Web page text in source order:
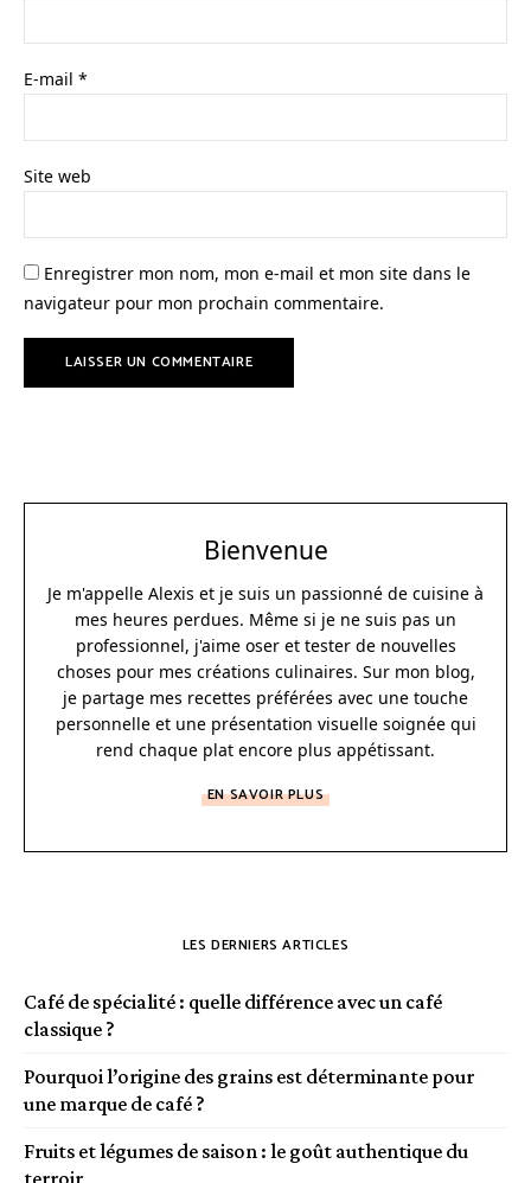
E-mail *
Site web
Enregistrer mon nom, mon e-mail et mon site dans le
navigateur pour mon prochain commentaire.
Bienvenue
Je m'appelle Alexis et je suis un passionné de cuisine à
mes heures perdues. Même si je ne suis pas un
professionnel, j'aime oser et tester de nouvelles
choses pour mes créations culinaires. Sur mon blog,
je partage mes recettes préférées avec une touche
personnelle et une présentation visuelle soignée qui
rend chaque plat encore plus appétissant.
EN SAVOIR PLUS
LES DERNIERS ARTICLES
Café de spécialité : quelle différence avec un café
classique ?
Pourquoi l’origine des grains est déterminante pour
une marque de café ?
Fruits et légumes de saison : le goût authentique du
terroir